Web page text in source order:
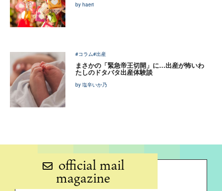
by haeri
#コラム#出産
まさかの「緊急帝王切開」に…出産が怖いわ
たしのドタバタ出産体験談
by 塩辛いか乃
official mail
magazine